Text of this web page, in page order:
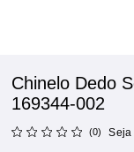
Chinelo Dedo
169344-002
(0) Seja